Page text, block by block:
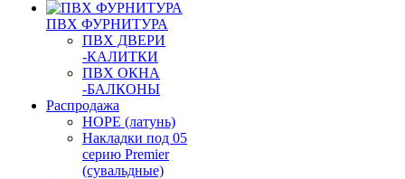
ПВХ ФУРНИТУРА
ПВХ ДВЕРИ
-КАЛИТКИ
ПВХ ОКНА
-БАЛКОНЫ
Распродажа
HOPE (латунь)
Накладки под 05
серию Premier
(сувальдные)